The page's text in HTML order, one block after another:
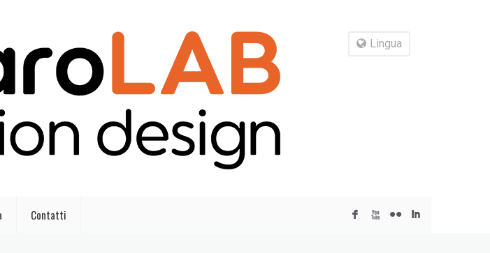
F X N I
Lingua
Contatti